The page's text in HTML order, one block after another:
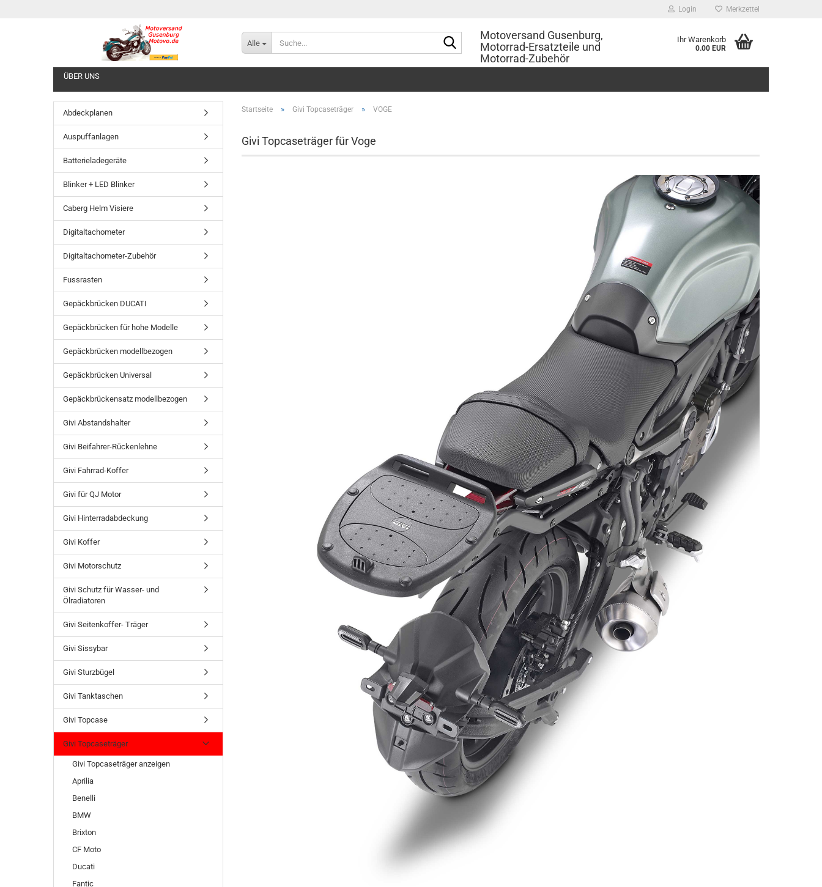
Login Merkzettel
Alle
Suche...Motoversand Gusenburg,
Motorrad-Ersatzteile und
Motorrad-Zubehör
Ihr Warenkorb
0.00 EUR
ÜBER UNS
Startseite » Givi Topcaseträger » VOGE
Givi Topcaseträger für Voge
Abdeckplanen
Auspuffanlagen
Batterieladegeräte
Blinker + LED Blinker
Caberg Helm Visiere
Digitaltachometer
Digitaltachometer-Zubehör
Fussrasten
Gepäckbrücken DUCATI
Gepäckbrücken für hohe Modelle
Gepäckbrücken modellbezogen
Gepäckbrücken Universal
Gepäckbrückensatz modellbezogen
Givi Abstandshalter
Givi Beifahrer-Rückenlehne
Givi Fahrrad-Koffer
Givi für QJ Motor
Givi Hinterradabdeckung
Givi Koffer
Givi Motorschutz
Givi Schutz für Wasser- und
Ölradiatoren
Givi Seitenkoffer- Träger
Givi Sissybar
Givi Sturzbügel
Givi Tanktaschen
Givi Topcase
Givi Topcaseträger
Givi Topcaseträger anzeigen
Aprilia
Benelli
BMW
Brixton
CF Moto
Ducati
Fantic